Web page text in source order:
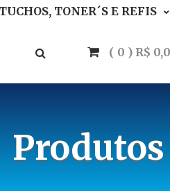
TONER´S E REFIS
( 0 ) R$
Produtos